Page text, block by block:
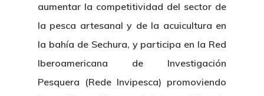
aumentar la competitividad del sector de
la pesca artesanal y de la acuicultura en
la bahía de Sechura, y participa en la Red
Iberoamericana de Investigación
Pesquera (Rede Invipesca) promoviendo